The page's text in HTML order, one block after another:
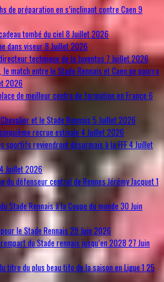
de préparation en s’inclinant contre Caen9
tombé du ciel8 Juillet 2026
dans viseur8 Juillet 2026
technique de la Juventus 7 Juillet 2026
le match entre le Stade Rennais et Caen ne pourra
2026
de meilleur centre de formation en France 6
et le Stade Rennais 5 Juillet 2026
recrue estivale 4 Juillet 2026
sportifs reviendront désormais à la FFF4 Juillet
4 Juillet 2026
du défenseur central de Rennes Jérémy Jacquet1
Stade Rennais à la Coupe du monde30 Juin
le Stade Rennais29 Juin 2026
du Stade rennais jusqu’en 2028 27 Juin
titre du plus beau tifo de la saison en Ligue 125